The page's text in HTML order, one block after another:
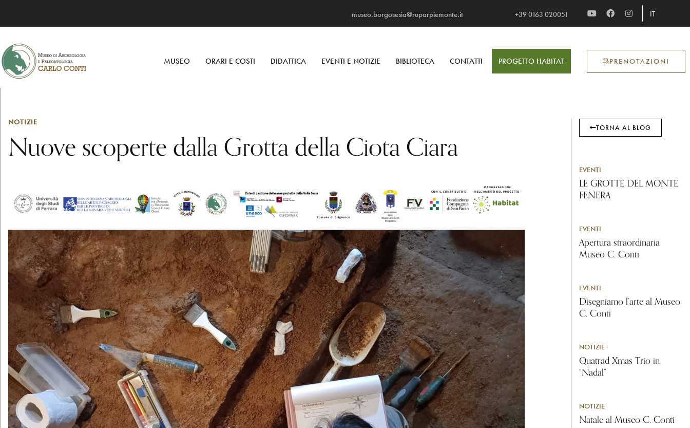
museo.borgosesia@ruparpiemonte.it +39 0163 020051​ IT
MUSEO ORARI E COSTI DIDATTICA EVENTI E NOTIZIE BIBLIOTECA CONTATTI PROGETTO HABITAT PRENOTAZIONI
NOTIZIE
Nuove scoperte dalla Grotta della Ciota Ciara TORNA AL BLOG
EVENTI
LE GROTTE DEL MONTE
FENERA
EVENTI
Apertura straordinaria
Museo C. Conti
EVENTI
Disegniamo l’arte al Museo
C. Conti
NOTIZIE
Quatrad Xmas Trio in
“Nadal”
NOTIZIE
Natale al Museo C. Conti